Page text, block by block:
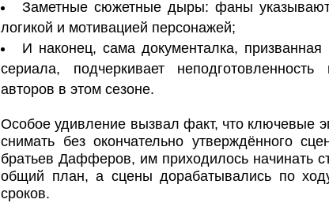
Заметные сюжетные дыры: фаны
логикой и мотивацией персонажей;
И наконец, сама документалка, призванная
сериала, подчеркивает
авторов в этом сезоне.
Особое удивление вызвал факт, что ключевые
снимать без окончательно утверждённого
братьев Дафферов, им приходилось начинать
общий план, а сцены дорабатывались по
сроков.